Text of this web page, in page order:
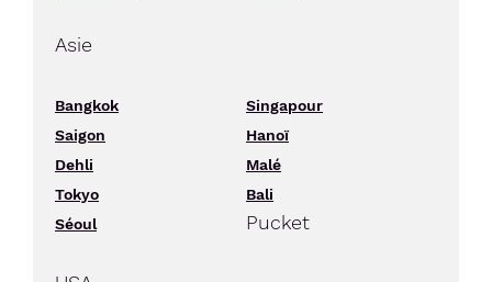
Asie
Bangkok
Singapour
Saigon
Hanoï
Dehli
Malé
Tokyo
Bali
Séoul
Pucket